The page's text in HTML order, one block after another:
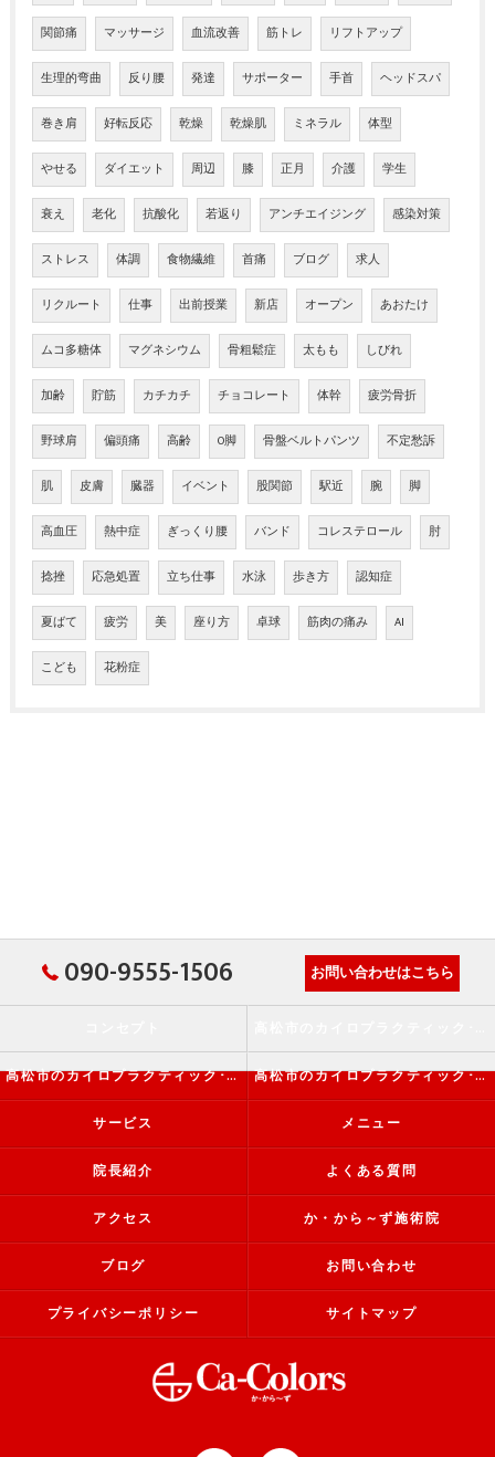
関節痛 マッサージ 血流改善 筋トレ リフトアップ
生理的弯曲 反り腰 発達 サポーター 手首 ヘッドスパ
巻き肩 好転反応 乾燥 乾燥肌 ミネラル 体型
やせる ダイエット 周辺 膝 正月 介護 学生
衰え 老化 抗酸化 若返り アンチエイジング 感染対策
ストレス 体調 食物繊維 首痛 ブログ 求人
リクルート 仕事 出前授業 新店 オープン あおたけ
ムコ多糖体 マグネシウム 骨粗鬆症 太もも しびれ
加齢 貯筋 カチカチ チョコレート 体幹 疲労骨折
野球肩 偏頭痛 高齢 O脚 骨盤ベルトパンツ 不定愁訴
肌 皮膚 臓器 イベント 股関節 駅近 腕 脚
高血圧 熱中症 ぎっくり腰 バンド コレステロール 肘
捻挫 応急処置 立ち仕事 水泳 歩き方 認知症
夏ばて 疲労 美 座り方 卓球 筋肉の痛み AI
こども 花粉症
090-9555-1506 お問い合わせはこちら
高松市のカイロプラクティック･か・から～ず施術院の評判 高松市のカイロプラクティック･か・から～ず施術院のお客様の声
サービス メニュー
院長紹介 よくある質問
アクセス か・から～ず施術院
ブログ お問い合わせ
プライバシーポリシー サイトマップ